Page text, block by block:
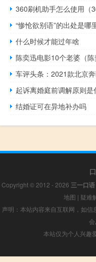
360刷机助手怎么使用（
“惨怆欲别语”的出处是哪
什么时候才能过年啥
陈奕迅电影10个老婆（陈
车评头条：2021款北京
起诉离婚庭前调解原则是
结婚证可在异地补办吗
Copyright © 2012 - 2026 三一口语
地图 | 疑难
声明：本站内容来自互联网，如
本站仅为个人兴趣